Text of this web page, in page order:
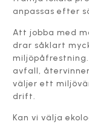
anpassas efter
Att jobba med
drar såklart
avfall,
väljer ett
drift.
Kan vi välja